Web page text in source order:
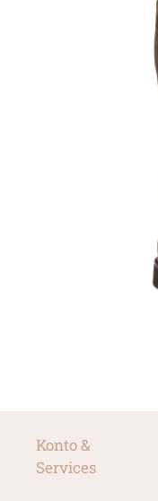
Konto &
Services